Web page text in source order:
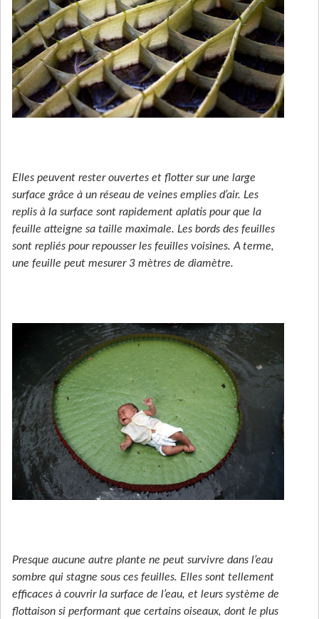
Elles peuvent rester ouvertes et flotter sur une large
surface grâce à un réseau de veines emplies d’air. Les
replis à la surface sont rapidement aplatis pour que la
feuille atteigne sa taille maximale. Les bords des feuilles
sont repliés pour repousser les feuilles voisines. A terme,
une feuille peut mesurer 3 mètres de diamètre.
Presque aucune autre plante ne peut survivre dans l’eau
sombre qui stagne sous ces feuilles. Elles sont tellement
efficaces à couvrir la surface de l’eau, et leurs système de
flottaison si performant que certains oiseaux, dont le plus